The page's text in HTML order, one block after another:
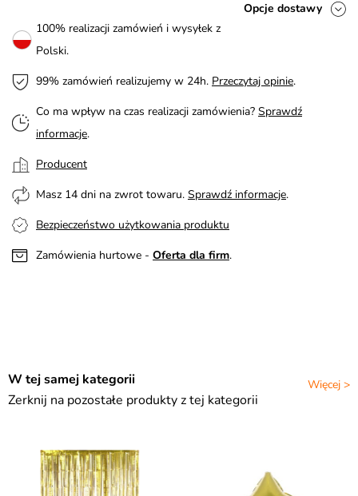
Opcje dostawy
100% realizacji zamówień i wysyłek z
Polski.
99% zamówień realizujemy w 24h. Przeczytaj opinie.
Co ma wpływ na czas realizacji zamówienia? Sprawdź
informacje.
Producent
Masz 14 dni na zwrot towaru. Sprawdź informacje.
Bezpieczeństwo użytkowania produktu
Zamówienia hurtowe - Oferta dla firm.
Więcej >
W tej samej kategorii
Zerknij na pozostałe produkty z tej kategorii